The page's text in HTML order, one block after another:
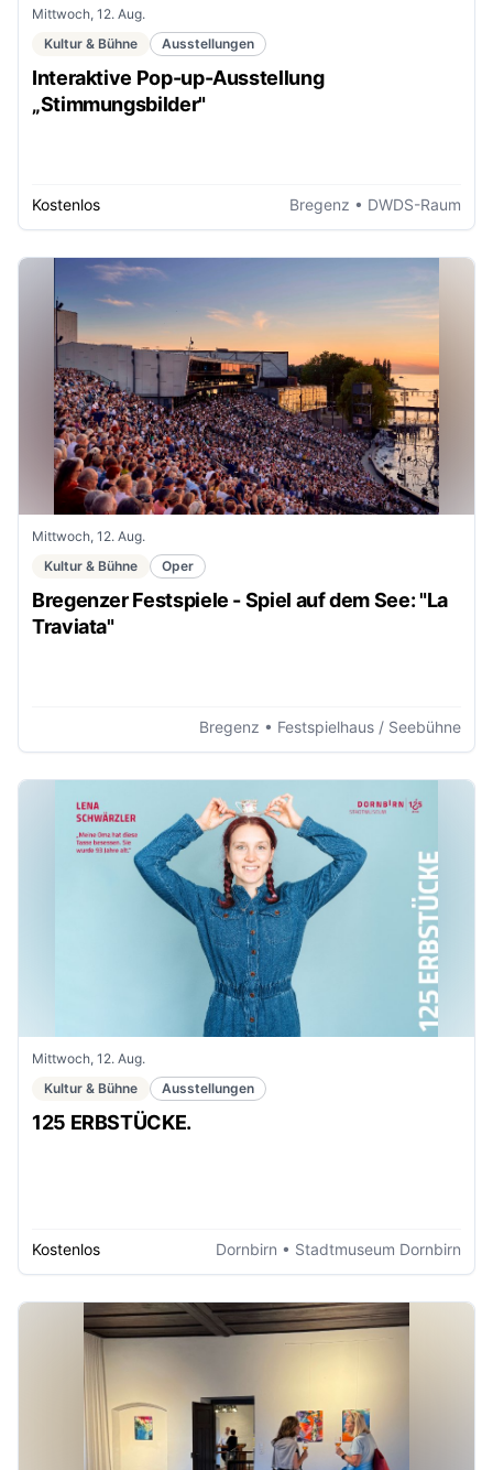
Mittwoch, 12. Aug.
Kultur & Bühne
Ausstellungen
Interaktive Pop-up-Ausstellung
„Stimmungsbilder"
Kostenlos Bregenz • DWDS-Raum
Mittwoch, 12. Aug.
Kultur & Bühne
Oper
Bregenzer Festspiele - Spiel auf dem See: "La
Traviata"
Bregenz • Festspielhaus / Seebühne
Mittwoch, 12. Aug.
Kultur & Bühne
Ausstellungen
125 ERBSTÜCKE.
Kostenlos Dornbirn • Stadtmuseum Dornbirn